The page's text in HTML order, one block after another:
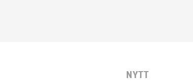
NYTT